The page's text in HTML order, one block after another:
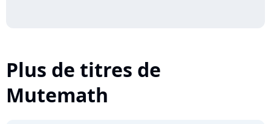
Plus de titres de
Mutemath